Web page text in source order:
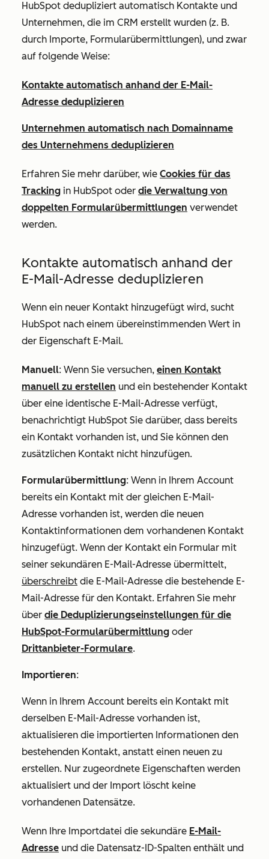
HubSpot dedupliziert automatisch Kontakte und
Unternehmen, die im CRM erstellt wurden (z. B.
durch Importe, Formularübermittlungen), und zwar
auf folgende Weise:
Kontakte automatisch anhand der E-Mail-
Adresse deduplizieren
Unternehmen automatisch nach Domainname
des Unternehmens deduplizieren
Erfahren Sie mehr darüber, wie Cookies für das
Tracking in HubSpot oder die Verwaltung von
doppelten Formularübermittlungen verwendet
werden.
Kontakte automatisch anhand der
E-Mail-Adresse deduplizieren
Wenn ein neuer Kontakt hinzugefügt wird, sucht
HubSpot nach einem übereinstimmenden Wert in
der Eigenschaft E-Mail.
Manuell: Wenn Sie versuchen, einen Kontakt
manuell zu erstellen und ein bestehender Kontakt
über eine identische E-Mail-Adresse verfügt,
benachrichtigt HubSpot Sie darüber, dass bereits
ein Kontakt vorhanden ist, und Sie können den
zusätzlichen Kontakt nicht hinzufügen.
Formularübermittlung: Wenn in Ihrem Account
bereits ein Kontakt mit der gleichen E-Mail-
Adresse vorhanden ist, werden die neuen
Kontaktinformationen dem vorhandenen Kontakt
hinzugefügt. Wenn der Kontakt ein Formular mit
seiner sekundären E-Mail-Adresse übermittelt,
überschreibt die E-Mail-Adresse die bestehende E-
Mail-Adresse für den Kontakt. Erfahren Sie mehr
über die Deduplizierungseinstellungen für die
HubSpot-Formularübermittlung oder
Drittanbieter-Formulare.
Importieren:
Wenn in Ihrem Account bereits ein Kontakt mit
derselben E-Mail-Adresse vorhanden ist,
aktualisieren die importierten Informationen den
bestehenden Kontakt, anstatt einen neuen zu
erstellen. Nur zugeordnete Eigenschaften werden
aktualisiert und der Import löscht keine
vorhandenen Datensätze.
Wenn Ihre Importdatei die sekundäre E-Mail-
Adresse und die Datensatz-ID-Spalten enthält und